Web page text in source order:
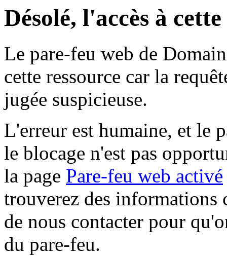
Désolé, l'accès à
Le pare-feu web de
cette ressource car la
jugée suspicieuse.
L'erreur est humaine, et le
le blocage n'est pas
la page Pare-feu web activé
trouverez des informations
de nous contacter pour
du pare-feu.